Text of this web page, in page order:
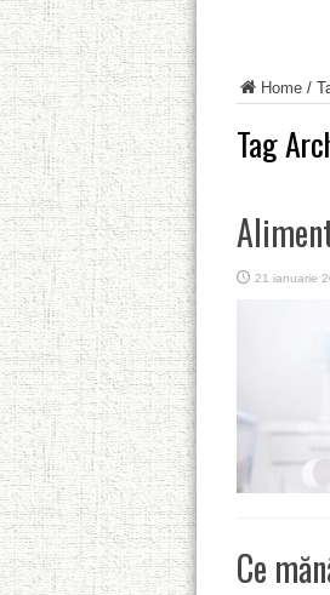
Home/
Tag
21 ianuarie
Ce